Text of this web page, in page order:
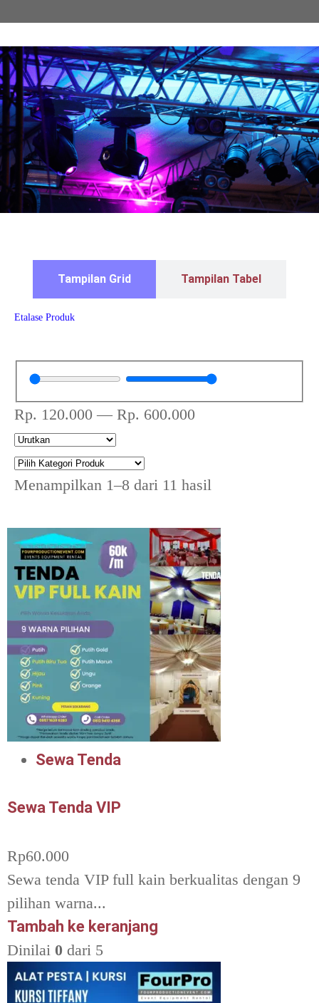
Tampilan Grid Tampilan Tabel
Etalase Produk
Rp. 120.000 — Rp. 600.000
Menampilkan 1–8 dari 11 hasil
Sewa Tenda
Sewa Tenda VIP
Rp60.000
Sewa tenda VIP full kain berkualitas dengan 9
pilihan warna...
Tambah ke keranjang
Dinilai 0 dari 5